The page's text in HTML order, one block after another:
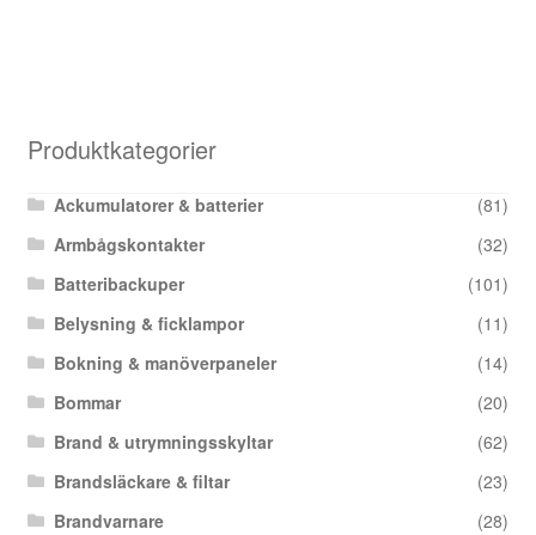
Produktkategorier
Ackumulatorer & batterier
(81)
Armbågskontakter
(32)
Batteribackuper
(101)
Belysning & ficklampor
(11)
Bokning & manöverpaneler
(14)
Bommar
(20)
Brand & utrymningsskyltar
(62)
Brandsläckare & filtar
(23)
Brandvarnare
(28)